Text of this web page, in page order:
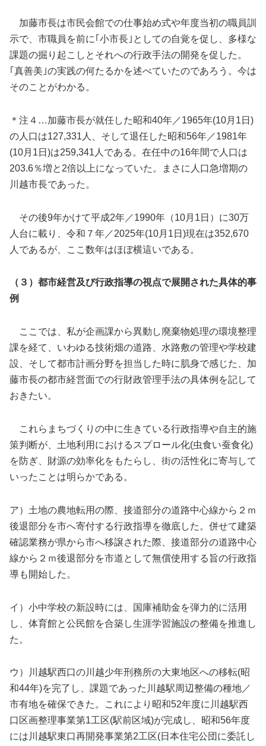
加藤市長は市民会館での仕事始め式や年度当初の職員訓
示で、市職員を前に｢小市長｣としての自覚を促し、多様な
課題の掘り起こしとそれへの行政手法の開発を促した。
｢真善美｣の実践の何たるかを述べていたのであろう。今は
そのことがわかる。
＊注４…加藤市長が就任した昭和40年／1965年(10月1日)
の人口は127,331人、そして退任した昭和56年／1981年
(10月1日)は259,341人である。在任中の16年間で人口は
203.6％増と2倍以上になっていた。まさに人口急増期の
川越市長であった。
その後9年かけて平成2年／1990年（10月1日）に30万
人台に載り、令和７年／2025年(10月1日)現在は352,670
人であるが、ここ数年はほぼ横這いである。
（３）都市経営及び行政指導の視点で展開された具体的事
例
ここでは、私が企画課から異動し廃棄物処理の環境整理
課を経て、いわゆる技術畑の道路、水路敷の管理や学校建
設、そして都市計画分野を担当した時に肌身で感じた、加
藤市長の都市経営面での行財政管理手法の具体例を記して
おきたい。
これらまちづくりの中に生きている行政指導や自主的施
策判断が、土地利用におけるスプロール化(虫食い蚕食化)
を防ぎ、財源の効率化をもたらし、街の活性化に寄与して
いったことは明らかである。
ア）土地の農地転用の際、接道部分の道路中心線から２ｍ
後退部分を市へ寄付する行政指導を徹底した。併せて建築
確認業務が県から市へ移譲された際、接道部分の道路中心
線から２ｍ後退部分を市道として無償使用する旨の行政指
導も開始した。
イ）小中学校の新設時には、国庫補助金を弾力的に活用
し、体育館と公民館を合築し生涯学習施設の整備を推進し
た。
ウ）川越駅西口の川越少年刑務所の大東地区への移転(昭
和44年)を完了し、課題であった川越駅周辺整備の種地／
市有地を確保できた。これにより昭和52年度に川越駅西
口区画整理事業第1工区(駅前区域)が完成し、昭和56年度
には川越駅東口再開発事業第2工区(日本住宅公団に委託し